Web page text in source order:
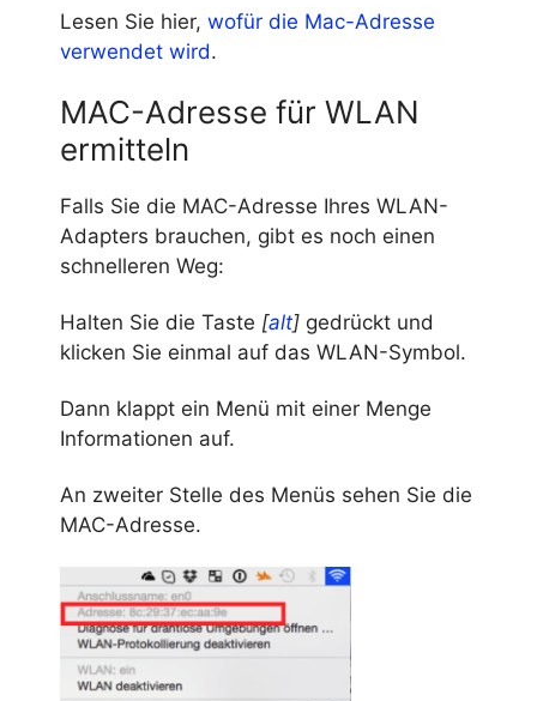
Lesen Sie hier, wofür die Mac-Adresse
verwendet wird.
MAC-Adresse für WLAN
ermitteln
Falls Sie die MAC-Adresse Ihres WLAN-
Adapters brauchen, gibt es noch einen
schnelleren Weg:
Halten Sie die Taste [alt] gedrückt und
klicken Sie einmal auf das WLAN-Symbol.
Dann klappt ein Menü mit einer Menge
Informationen auf.
An zweiter Stelle des Menüs sehen Sie die
MAC-Adresse.